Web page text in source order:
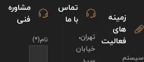
مشاوره
فنی
نام(*)
تماس
با ما
تهران،
خیابان
زمینه
های
فعالیت
سیستم